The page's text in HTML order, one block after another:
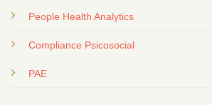
People Health Analytics
Compliance Psicosocial
PAE